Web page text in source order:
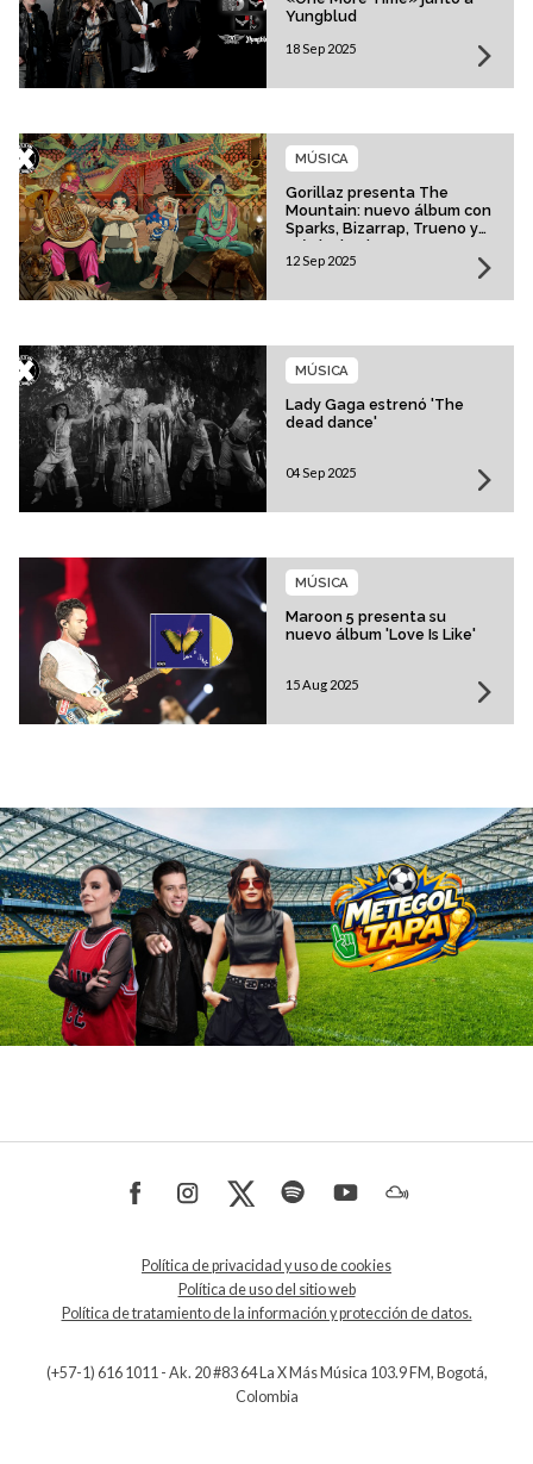
Yungblud
18 Sep 2025
Gorillaz presenta The
Mountain: nuevo álbum con
Sparks, Bizarrap, Trueno y
más invitados
MÚSICA
12 Sep 2025
Lady Gaga estrenó 'The
dead dance'
MÚSICA
04 Sep 2025
Maroon 5 presenta su
nuevo álbum 'Love Is Like'
MÚSICA
15 Aug 2025
Política de privacidad y uso de cookies
Política de uso del sitio web
Política de tratamiento de la información y protección de datos.
(+57-1) 616 1011 - Ak. 20 #83 64 La X Más Música 103.9 FM, Bogotá,
Colombia